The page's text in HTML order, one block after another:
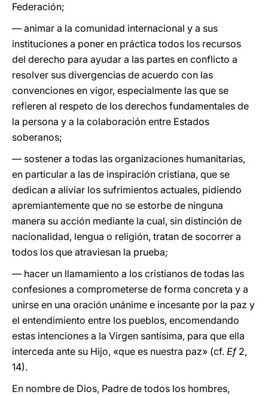
Federación;
— animar a la comunidad internacional y a sus
instituciones a poner en práctica todos los recursos
del derecho para ayudar a las partes en conflicto a
resolver sus divergencias de acuerdo con las
convenciones en vigor, especialmente las que se
refieren al respeto de los derechos fundamentales de
la persona y a la colaboración entre Estados
soberanos;
— sostener a todas las organizaciones humanitarias,
en particular a las de inspiración cristiana, que se
dedican a aliviar los sufrimientos actuales, pidiendo
apremiantemente que no se estorbe de ninguna
manera su acción mediante la cual, sin distinción de
nacionalidad, lengua o religión, tratan de socorrer a
todos los que atraviesan la prueba;
— hacer un llamamiento a los cristianos de todas las
confesiones a comprometerse de forma concreta y a
unirse en una oración unánime e incesante por la paz y
el entendimiento entre los pueblos, encomendando
estas intenciones a la Virgen santísima, para que ella
interceda ante su Hijo, «que es nuestra paz» (cf. Ef2,
14).
En nombre de Dios, Padre de todos los hombres,